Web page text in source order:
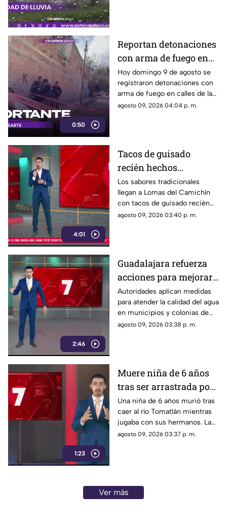
0:50
Reportan detonaciones
con arma de fuego en
Tlaquepaque; hay un
hombre muerto
Hoy domingo 9 de agosto se
registraron detonaciones con
arma de fuego en calles de la
colonia El Campesino en
agosto 09, 2026 04:04 p. m.
4:01
Tacos de guisado
recién hechos
conquistan a vecinos
de Lomas del Camichín
en Tonalá
Los sabores tradicionales
llegan a Lomas del Camichín
con tacos de guisado recién
preparados, una opción ideal
agosto 09, 2026 03:40 p. m.
2:46
Guadalajara refuerza
acciones para mejorar
la calidad del agua en
municipios y colonias
afectadas
Autoridades aplican medidas
para atender la calidad del agua
en municipios y colonias de
Guadalajara. Las acciones
agosto 09, 2026 03:38 p. m.
1:23
Muere niña de 6 años
tras ser arrastrada por
la corriente del río
Tomatlán
Una niña de 6 años murió tras
caer al río Tomatlán mientras
jugaba con sus hermanos. La
corriente la arrastró y provocó
agosto 09, 2026 03:37 p. m.
Ver más